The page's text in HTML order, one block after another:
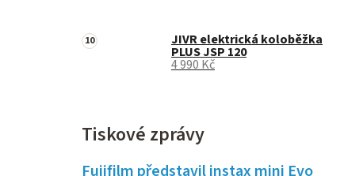
JIVR elektrická koloběžka
PLUS JSP 120
4 990 Kč
Tiskové zprávy
Fujifilm představil instax mini Evo